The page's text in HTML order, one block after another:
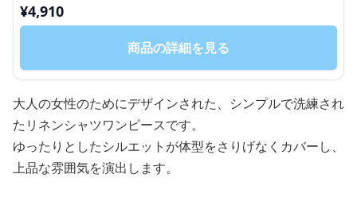
¥4,910
商品の詳細を見る
大人の女性のためにデザインされた、シンプルで洗練され
たリネンシャツワンピースです。
ゆったりとしたシルエットが体型をさりげなくカバーし、
上品な雰囲気を演出します。